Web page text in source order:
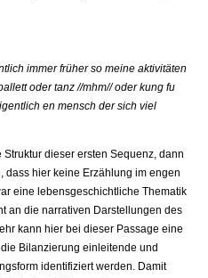
immer früher so meine aktivitäten
oder tanz //mhm// oder kung fu
en mensch der sich viel
dieser ersten Sequenz, dann
dass hier keine Erzählung im engen
eine lebensgeschichtliche Thematik
an die narrativen Darstellungen des
kann hier bei dieser Passage eine
Bilanzierung einleitende und
identifiziert werden. Damit